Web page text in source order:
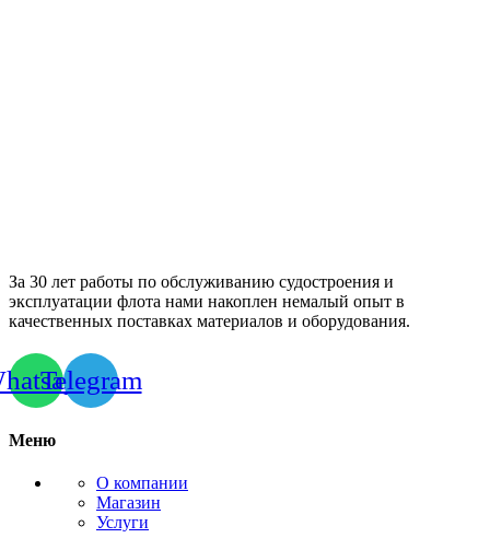
За 30 лет работы по обслуживанию судостроения и
эксплуатации флота нами накоплен немалый опыт в
качественных поставках материалов и оборудования.
Telegram
Меню
О компании
Магазин
Услуги